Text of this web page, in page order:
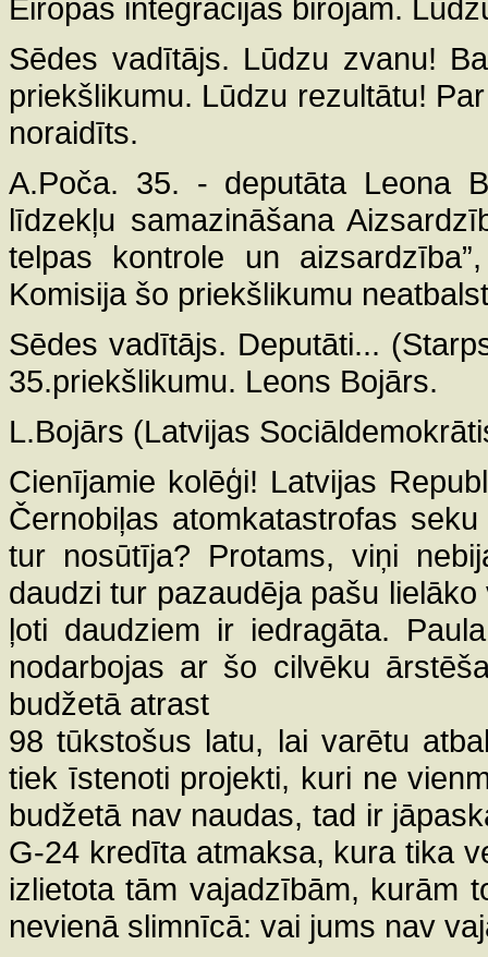
Eiropas integrācijas birojam.
Sēdes vadītājs. Lūdzu zvanu!
priekšlikumu. Lūdzu rezultātu!
noraidīts.
A.Poča. 35. - deputāta Leona
līdzekļu samazināšana
telpas kontrole un
Komisija šo priekšlikumu
Sēdes vadītājs. Deputāti...
35.priekšlikumu. Leons Bojārs.
L.Bojārs (Latvijas
Cienījamie kolēģi! Latvijas
Černobiļas atomkatastrofas
tur nosūtīja? Protams, viņi
daudzi tur pazaudēja pašu
ļoti daudziem ir iedragāta.
nodarbojas ar šo cilvēku
budžetā atrast
98 tūkstošus latu, lai varētu
tiek īstenoti projekti, kuri ne
budžetā nav naudas, tad ir
G-24 kredīta atmaksa, kura tika
izlietota tām vajadzībām, kurām
nevienā slimnīcā: vai jums nav